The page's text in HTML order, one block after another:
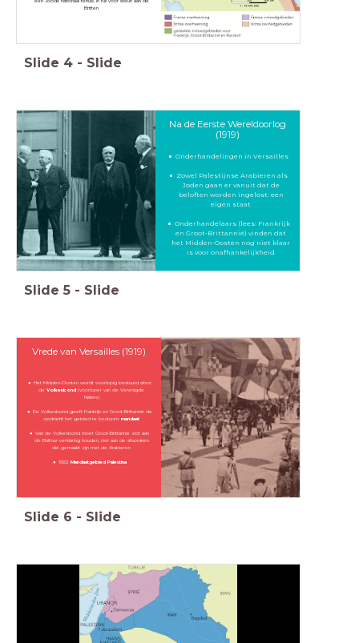
Britten
Slide 4 - Slide
Na de Eerste Wereldoorlog
(1919)
Onderhandelingen in Versailles
Zowel Palestijnse Arabieren als
Joden gaan er vanuit dat de
beloften worden ingelost: een
eigen staat
Onderhandelaars (lees: Frankrijk
en Groot-Brittannië) vinden dat
het Midden-Oosten nog niet klaar
is voor onafhankelijkheid
Slide 5 - Slide
Vrede van Versailles (1919)
Het Midden-Oosten wordt voorlopig bestuurd door
deVolkenbond (voorloper van de Verenigde
Naties)
De Volkenbond geeft Frankrijk en Groot-Brittannië de
opdracht het gebied te besturen:mandaat
Van de Volkenbond moet Groot-Brittannië zich aan
de Balfour-verklaring houden, niet aan de afspraken
die gemaakt zijn met de Arabieren
1922:Mandaatgebied Palestina
Slide 6 - Slide